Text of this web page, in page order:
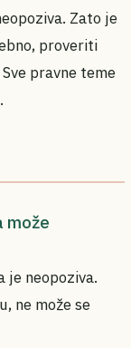
Zato je
proveriti
pravne teme
.
može
je neopoziva.
ne može se